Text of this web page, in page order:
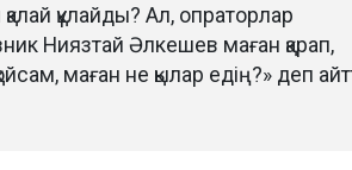
құлайды? Ал, опраторлар
Ниязтай Әлкешев маған қарап,
маған не қылар едің?» деп